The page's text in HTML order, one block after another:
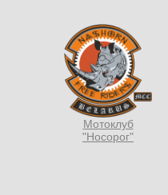
Мотоклуб
"Носорог"